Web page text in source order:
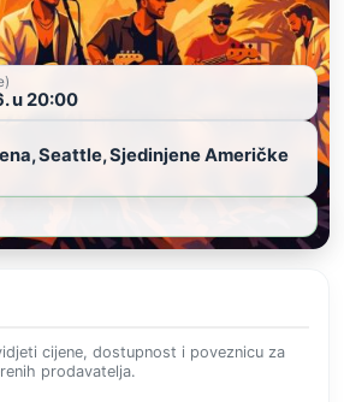
u 20:00
Seattle, Sjedinjene Američke
cijene, dostupnost i poveznicu za
prodavatelja.